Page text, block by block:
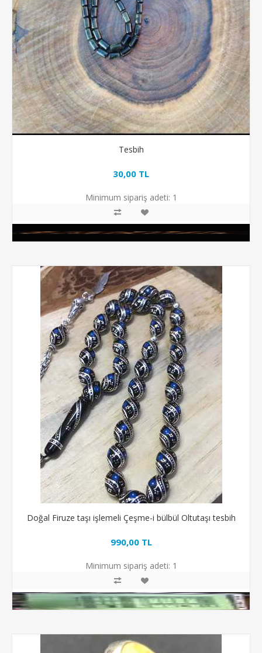
Tesbih
30,00 TL
Minimum sipariş adeti: 1
Doğal Firuze taşı işlemeli Çeşme-i bülbül Oltutaşı tesbih
990,00 TL
Minimum sipariş adeti: 1